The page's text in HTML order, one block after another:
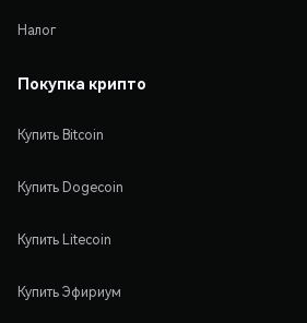
Налог
Покупка крипто
Купить Bitcoin
Купить Dogecoin
Купить Litecoin
Купить Эфириум